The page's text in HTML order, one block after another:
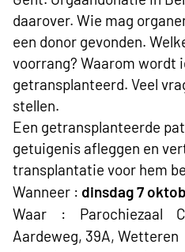
daarover. Wie mag
een donor gevonden.
voorrang? Waarom wordt
getransplanteerd. Veel
stellen.
Een getransplanteerde
getuigenis afleggen en
transplantatie voor hem
Wanneer : dinsdag 7
Waar : Parochiezaal
Aardeweg, 39A, Wetteren